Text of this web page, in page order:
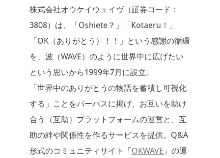
株式会社オウケイウェイヴ（証券コード：
3808）は、「Oshiete？」「Kotaeru！」
「OK（ありがとう）！！」という感謝の循環
を、波（WAVE）のように世界中に広げたい
という思いから1999年7月に設立。
「世界中のありがとうの物語を蓄積し可視化
する」ことをパーパスに掲げ、お互いを助け
合う（互助）プラットフォームの運営と、互
助の絆や関係性を作るサービスを提供。Q&A
形式のコミュニティサイト「OKWAVE 」の運